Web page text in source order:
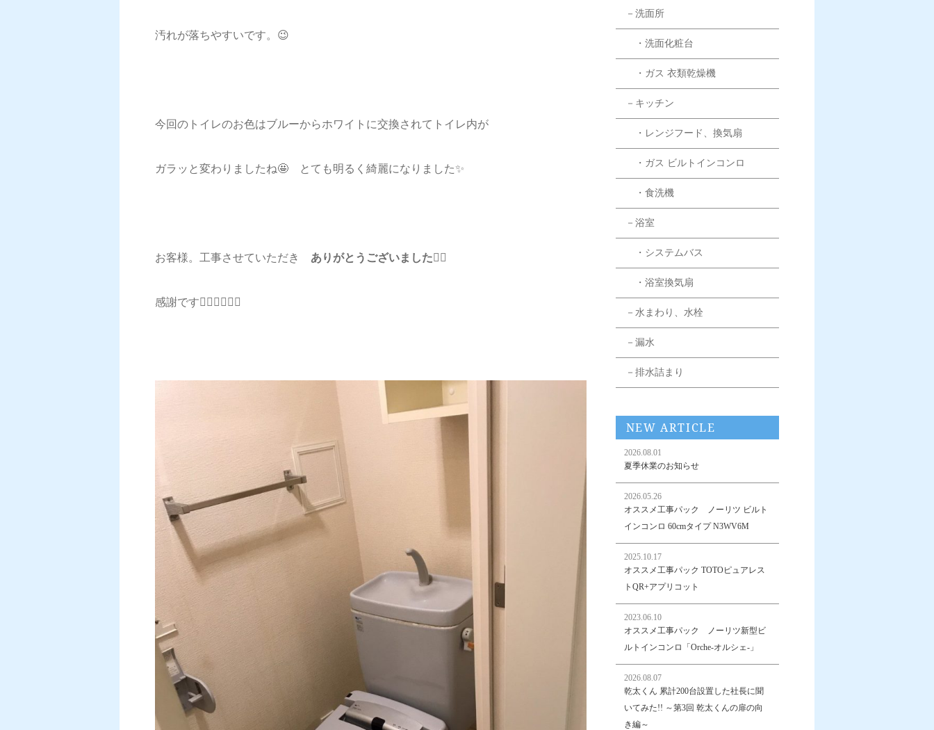
汚れが落ちやすいです。😉
今回のトイレのお色はブルーからホワイトに交換されてトイレ内が
ガラッと変わりましたね🤩 とても明るく綺麗になりました✨
お客様。工事させていただき ありがとうございました🙇‍♂️
感謝です🙇‍♂️🙇‍♂️🙇‍♂️
－洗面所
・洗面化粧台
・ガス 衣類乾燥機
－キッチン
・レンジフード、換気扇
・ガス ビルトインコンロ
・食洗機
－浴室
・システムバス
・浴室換気扇
－水まわり、水栓
－漏水
－排水詰まり
NEW ARTICLE
2026.08.01
夏季休業のお知らせ
2026.05.26
オススメ工事パック ノーリツ ビルト
インコンロ 60cmタイプ N3WV6M
2025.10.17
オススメ工事パック TOTOピュアレス
トQR+アプリコット
2023.06.10
オススメ工事パック ノーリツ新型ビ
ルトインコンロ「Orche-オルシェ-」
2026.08.07
乾太くん 累計200台設置した社長に聞
いてみた!! ～第3回 乾太くんの扉の向
き編～